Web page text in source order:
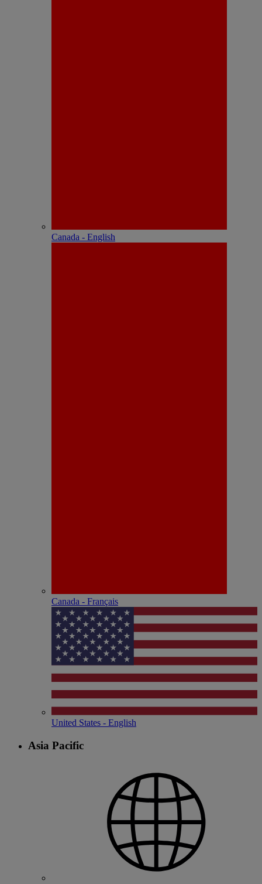
Canada - English
Canada - Français
United States - English
Asia Pacific